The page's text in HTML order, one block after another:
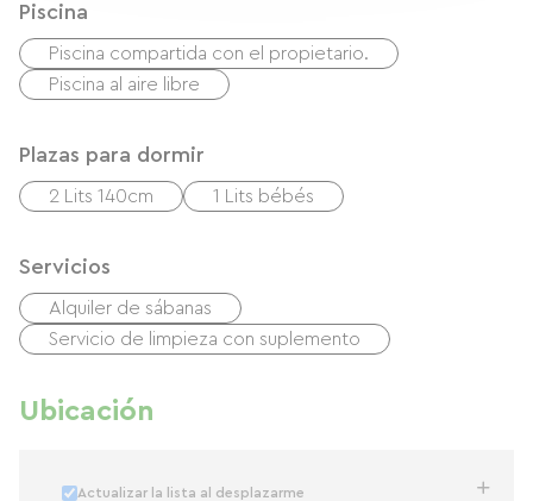
Piscina
Piscina compartida con el propietario.
Piscina al aire libre
Plazas para dormir
2 Lits 140cm 1 Lits bébés
Servicios
Alquiler de sábanas
Servicio de limpieza con suplemento
Ubicación
Actualizar la lista al desplazarme